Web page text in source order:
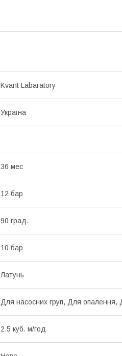
Kvant Labaratory
Україна
36 мес
12 бар
90 град.
10 бар
Латунь
Для насосних груп, Для опалення,
2.5 куб. м/год